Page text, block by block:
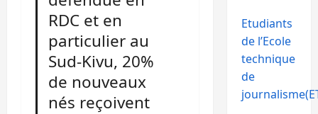
RDC et en
particulier au
Sud-Kivu, 20%
de nouveaux
nés reçoivent
Etudiants
de l’Ecole
technique
de